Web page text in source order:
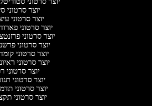
יוצר סרטוני
יוצר סרטוני
יוצר סרטוני
יוצר סרטוני
יוצר סרטוני
יוצר סרטוני
יוצר סרטוני
יוצר סרטוני
יוצר סרטוני
יוצר סרטוני
יוצר סרטוני